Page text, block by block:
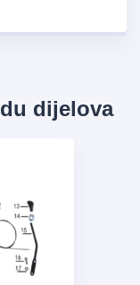
dijelova